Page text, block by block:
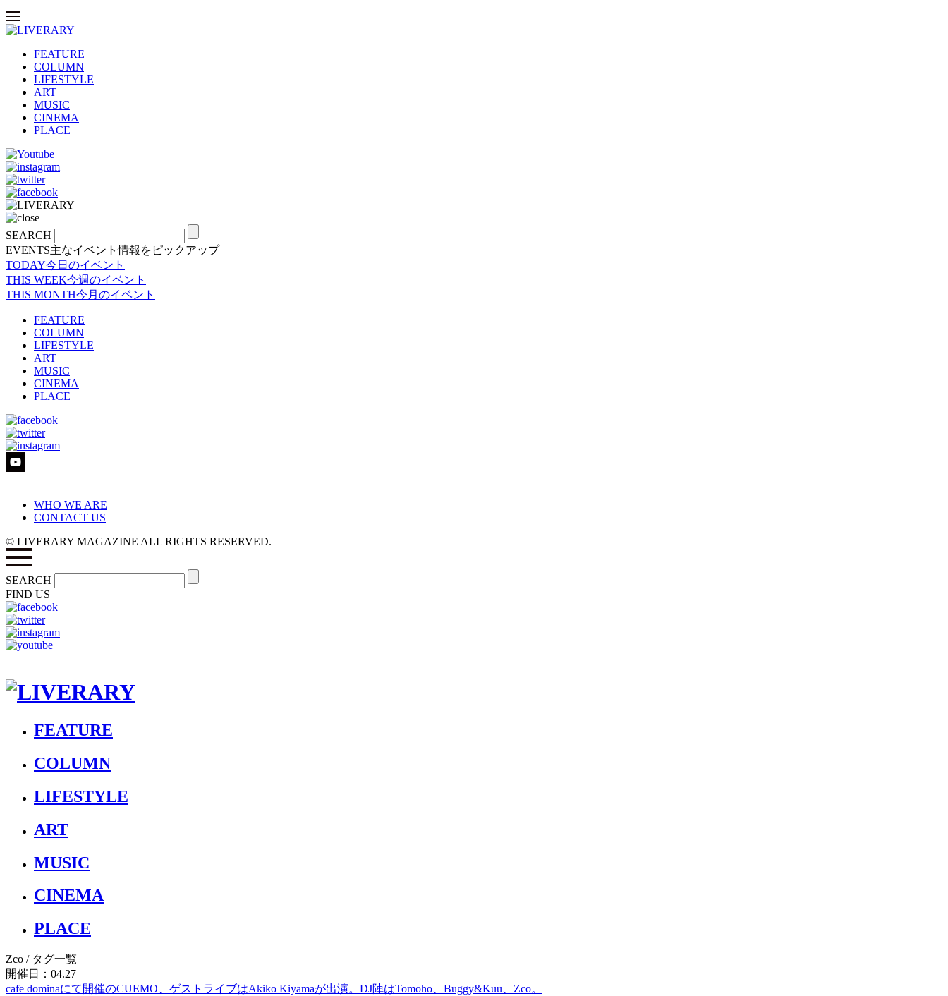
FEATURE
COLUMN
LIFESTYLE
ART
MUSIC
CINEMA
PLACE
SEARCH
EVENTS主なイベント情報をピックアップ
TODAY今日のイベント
THIS WEEK今週のイベント
THIS MONTH今月のイベント
FEATURE
COLUMN
LIFESTYLE
ART
MUSIC
CINEMA
PLACE
WHO WE ARE
CONTACT US
© LIVERARY MAGAZINE ALL RIGHTS RESERVED.
SEARCH
FIND US
FEATURE
COLUMN
LIFESTYLE
ART
MUSIC
CINEMA
PLACE
Zco / タグ一覧
開催日：04.27
cafe dominaにて開催のCUEMO、ゲストライブはAkiko Kiyamaが出演。DJ陣はTomoho、Buggy&Kuu、Zco。